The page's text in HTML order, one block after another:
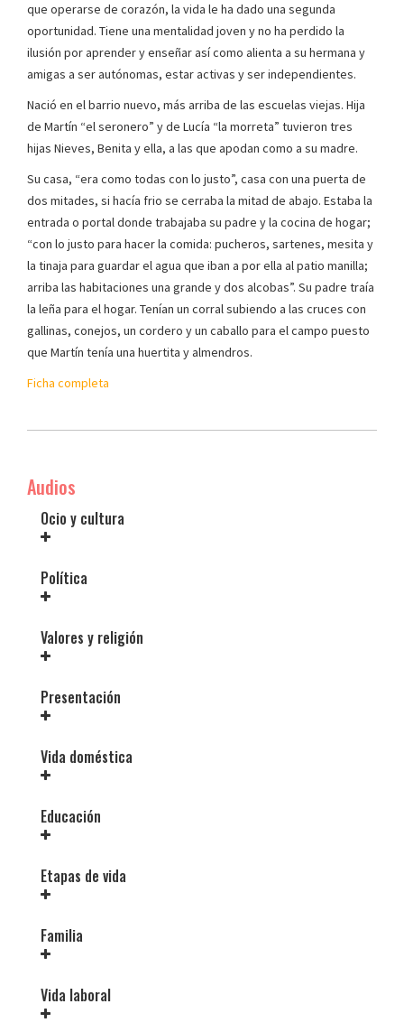
que operarse de corazón, la vida le ha dado una segunda
oportunidad. Tiene una mentalidad joven y no ha perdido la
ilusión por aprender y enseñar así como alienta a su hermana y
amigas a ser autónomas, estar activas y ser independientes.
Nació en el barrio nuevo, más arriba de las escuelas viejas. Hija
de Martín “el seronero” y de Lucía “la morreta” tuvieron tres
hijas Nieves, Benita y ella, a las que apodan como a su madre.
Su casa, “era como todas con lo justo”, casa con una puerta de
dos mitades, si hacía frio se cerraba la mitad de abajo. Estaba la
entrada o portal donde trabajaba su padre y la cocina de hogar;
“con lo justo para hacer la comida: pucheros, sartenes, mesita y
la tinaja para guardar el agua que iban a por ella al patio manilla;
arriba las habitaciones una grande y dos alcobas”. Su padre traía
la leña para el hogar. Tenían un corral subiendo a las cruces con
gallinas, conejos, un cordero y un caballo para el campo puesto
que Martín tenía una huertita y almendros.
Ficha completa
Audios
Ocio y cultura
Política
Valores y religión
Presentación
Vida doméstica
Educación
Etapas de vida
Familia
Vida laboral